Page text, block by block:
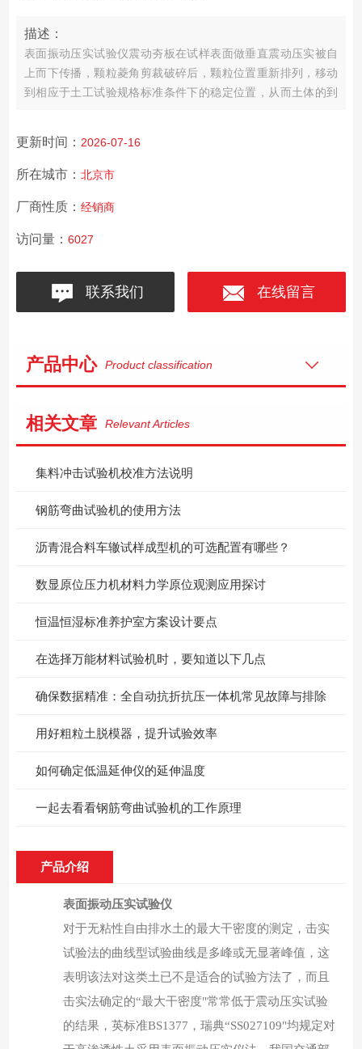
描述：
表面振动压实试验仪震动夯板在试样表面做垂直震动压实被自
上而下传播，颗粒菱角剪裁破碎后，颗粒位置重新排列，移动
到相应于土工试验规格标准条件下的稳定位置，从而土体的到
更新时间： 2026-07-16
所在城市： 北京市
厂商性质： 经销商
访问量： 6027
联系我们 在线留言
产品中心 Product classification
相关文章 Relevant Articles
集料冲击试验机校准方法说明
钢筋弯曲试验机的使用方法
沥青混合料车辙试样成型机的可选配置有哪些？
数显原位压力机材料力学原位观测应用探讨
恒温恒湿标准养护室方案设计要点
在选择万能材料试验机时，要知道以下几点
确保数据精准：全自动抗折抗压一体机常见故障与排除
用好粗粒土脱模器，提升试验效率
如何确定低温延伸仪的延伸温度
一起去看看钢筋弯曲试验机的工作原理
产品介绍
表面振动压实试验仪
对于无粘性自由排水土的最大干密度的测定，击实
试验法的曲线型试验曲线是多峰或无显著峰值，这
表明该法对这类土已不是适合的试验方法了，而且
击实法确定的“最大干密度"常常低于震动压实试验
的结果，英标准BS1377 ，瑞典“SS027109"均规定对